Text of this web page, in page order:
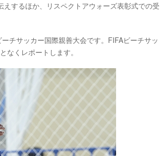
するほか、リスペクトアウォーズ表彰式での受
チサッカー国際親善大会です。FIFAビーチサッ
なくレポートします。